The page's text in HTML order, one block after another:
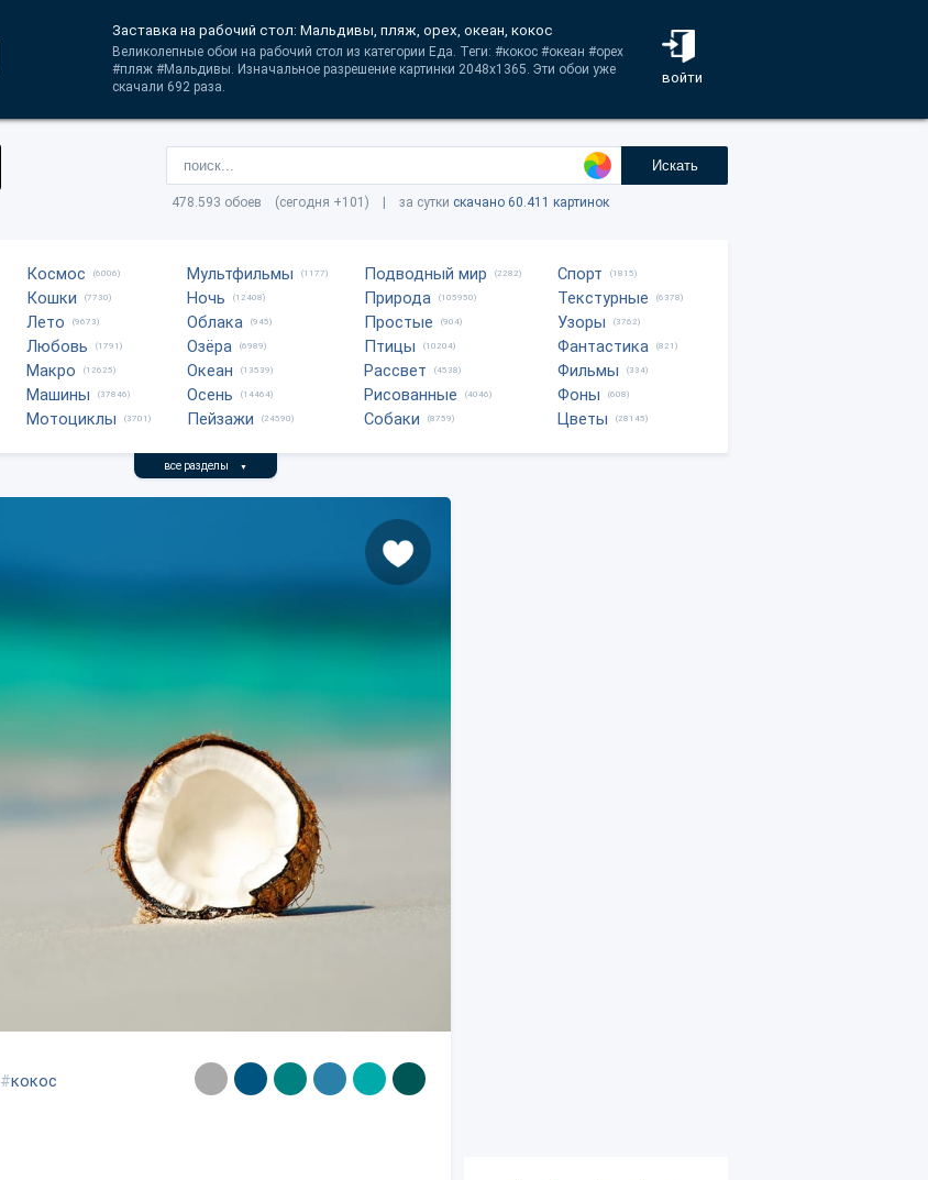
войти
Заставка на рабочий стол: Мальдивы, пляж, орех, океан, кокос
Великолепные обои на рабочий стол из категории Еда. Теги: #кокос #океан #орех
#пляж #Мальдивы. Изначальное разрешение картинки 2048x1365. Эти обои уже
скачали 692 раза.
Искать
478.593 обоев (сегодня +101) | за сутки скачано 60.411 картинок
Космос (6006)
Кошки (7730)
Лето (9673)
Любовь (1791)
Макро (12625)
Машины (37846)
Мотоциклы (3701)
Мультфильмы (1177)
Ночь (12408)
Облака (945)
Озёра (6989)
Океан (13539)
Осень (14464)
Пейзажи (24590)
Подводный мир (2282)
Природа (105950)
Простые (904)
Птицы (10204)
Рассвет (4538)
Рисованные (4046)
Собаки (8759)
Спорт (1815)
Текстурные (6378)
Узоры (3762)
Фантастика (821)
Фильмы (334)
Фоны (608)
Цветы (28145)
все разделы ▼
#кокос